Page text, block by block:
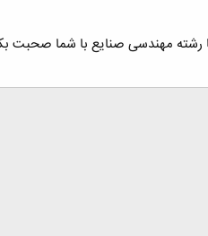
رشته مهندسی صنایع با شما صحبت